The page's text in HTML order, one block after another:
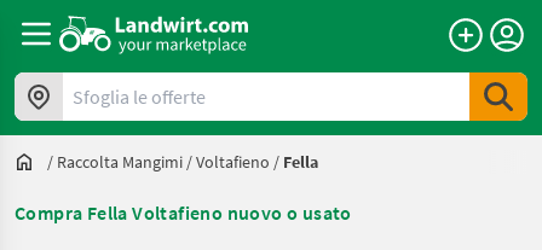
Sfoglia le offerte
/ Raccolta Mangimi /Voltafieno / Fella
Compra Fella Voltafieno nuovo o usato